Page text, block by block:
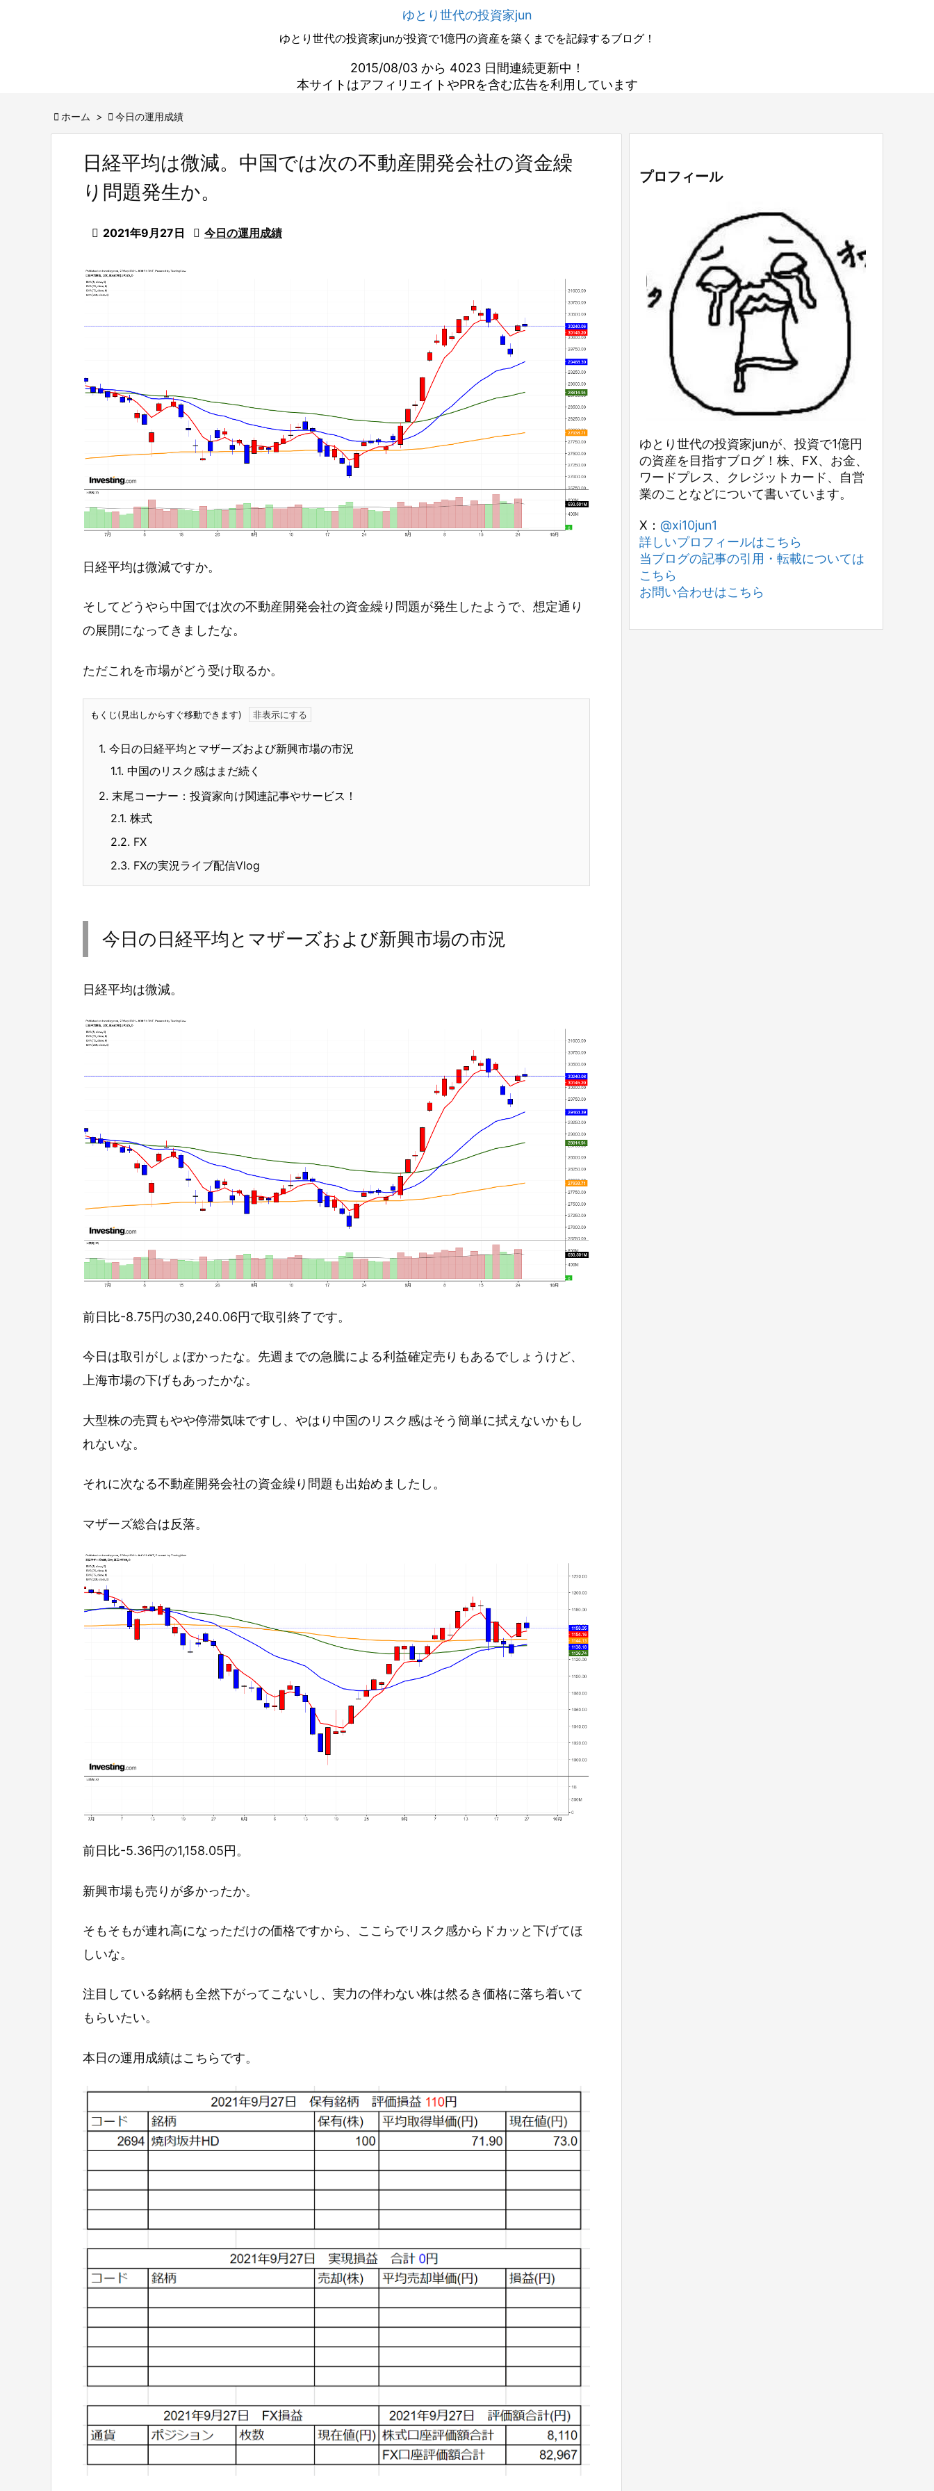
ゆとり世代の投資家jun
ゆとり世代の投資家junが投資で1億円の資産を築くまでを記録するブログ！
2015/08/03 から 4023 日間連続更新中！
本サイトはアフィリエイトやPRを含む広告を利用しています
 ホーム >  今日の運用成績
日経平均は微減。中国では次の不動産開発会社の資金繰
り問題発生か。
 2021年9月27日  今日の運用成績
日経平均は微減ですか。
そしてどうやら中国では次の不動産開発会社の資金繰り問題が発生したようで、想定通り
の展開になってきましたな。
ただこれを市場がどう受け取るか。
もくじ(見出しからすぐ移動できます)
1. 今日の日経平均とマザーズおよび新興市場の市況
1.1. 中国のリスク感はまだ続く
2. 末尾コーナー：投資家向け関連記事やサービス！
2.1. 株式
2.2. FX
2.3. FXの実況ライブ配信Vlog
今日の日経平均とマザーズおよび新興市場の市況
日経平均は微減。
前日比-8.75円の30,240.06円で取引終了です。
今日は取引がしょぼかったな。先週までの急騰による利益確定売りもあるでしょうけど、
上海市場の下げもあったかな。
大型株の売買もやや停滞気味ですし、やはり中国のリスク感はそう簡単に拭えないかもし
れないな。
それに次なる不動産開発会社の資金繰り問題も出始めましたし。
マザーズ総合は反落。
前日比-5.36円の1,158.05円。
新興市場も売りが多かったか。
そもそもが連れ高になっただけの価格ですから、ここらでリスク感からドカッと下げてほ
しいな。
注目している銘柄も全然下がってこないし、実力の伴わない株は然るき価格に落ち着いて
もらいたい。
本日の運用成績はこちらです。
プロフィール
ゆとり世代の投資家junが、投資で1億円
の資産を目指すブログ！株、FX、お金、
ワードプレス、クレジットカード、自営
業のことなどについて書いています。
X： @xi10jun1
詳しいプロフィールはこちら
当ブログの記事の引用・転載については
こちら
お問い合わせはこちら